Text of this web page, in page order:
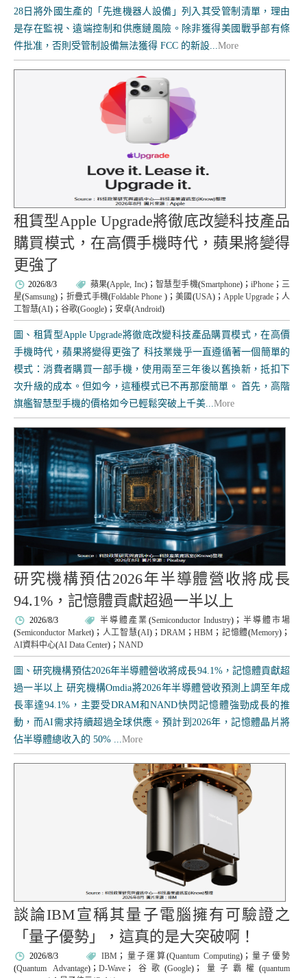
28日將外國生產的「先進機器人設備」列入其受管制清單，理由
是存在監視、遠端控制和供應鏈風險。除非獲得美國戰爭部有條
件批准，否則受管制設備無法獲得 FCC 的新設...More
租賃型Apple Upgrade將徹底改變科技產品
購買模式，在高價手機時代，蘋果將變得
更強了
2026/8/3 蘋果(Apple, Inc)； 智慧型手機(Smartphone)； iPhone； 三
星(Samsung)； 折疊式手機(Foldable Phone )； 美國 (USA)； Apple Upgrade； 人
工智慧(AI)； 谷歌(Google)； 安卓(Android)
圖、租賃型Apple Upgrade將徹底改變科技產品購買模式，在高價
手機時代，蘋果將變得更強了 科技業幾乎一直遵循著一個簡單的
模式：消費者購買一部手機，使用兩至三年後以舊換新，抵扣下
次升級的成本。但如今，這種模式已不再那麼簡單。 首先，高階
旗艦智慧型手機的價格如今已輕鬆突破上千美...More
研究機構預估2026年半導體營收將成長
94.1%，記憶體貢獻超過一半以上
2026/8/3 半導體產業 (Semiconductor Industry)； 半導體市場
(Semiconductor Market)； 人工智慧(AI)； DRAM ； HBM ； 記憶體(Memory)；
AI資料中心(AI Data Center)； NAND
圖、研究機構預估2026年半導體營收將成長94.1%，記憶體貢獻超
過一半以上 研究機構Omdia將2026年半導體營收預測上調至年成
長率達94.1%，主要受DRAM和NAND快閃記憶體強勁成長的推
動，而AI需求持續超過全球供應。預計到2026年，記憶體晶片將
佔半導體總收入的 50% ...More
談論IBM宣稱其量子電腦擁有可驗證之
「量子優勢」，這真的是大突破啊！
2026/8/3 IBM ； 量子運算(Quantum Computing)； 量子優勢
(Quantum Advantage)；D-Wave ； 谷歌(Google)； 量子霸權(quantum